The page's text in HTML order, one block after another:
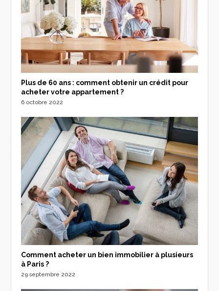
Plus de 60 ans : comment obtenir un crédit pour
acheter votre appartement ?
6 octobre 2022
Comment acheter un bien immobilier à plusieurs
à Paris ?
29 septembre 2022